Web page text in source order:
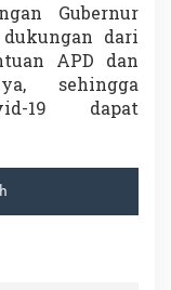
Gubernur
dari
APD dan
sehingga
19 dapat